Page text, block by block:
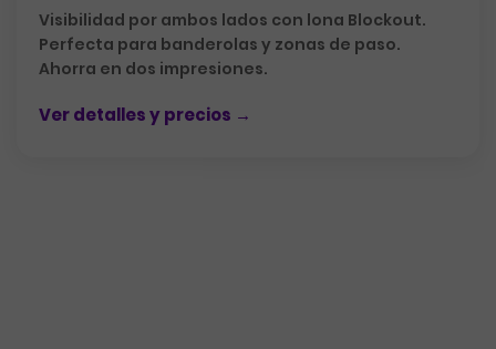
Visibilidad por ambos lados con lona Blockout.
Perfecta para banderolas y zonas de paso.
Ahorra en dos impresiones.
Ver detalles y precios →